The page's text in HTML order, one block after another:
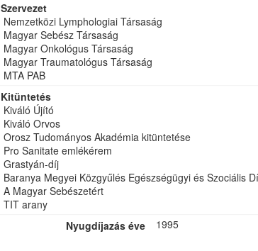
Szervezet
Nemzetközi Lymphologiai Társaság
Magyar Sebész Társaság
Magyar Onkológus Társaság
Magyar Traumatológus Társaság
MTA PAB
Kitüntetés
Kiváló Újító
Kiváló Orvos
Orosz Tudományos Akadémia kitüntetése
Pro Sanitate emlékérem
Grastyán-díj
Baranya Megyei Közgyűlés Egészségügyi és Szociális
A Magyar Sebészetért
TIT arany
Nyugdíjazás éve
1995